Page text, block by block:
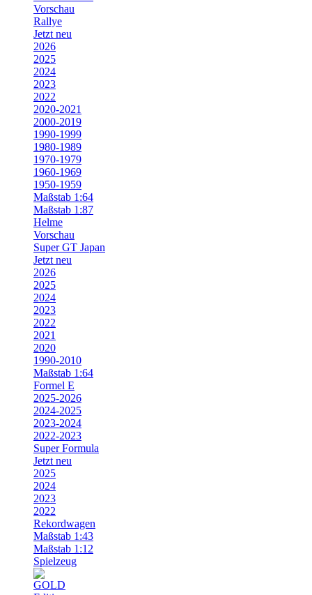
Vorschau
Rallye
Jetzt neu
2026
2025
2024
2023
2022
2020-2021
2000-2019
1990-1999
1980-1989
1970-1979
1960-1969
1950-1959
Maßstab 1:64
Maßstab 1:87
Helme
Vorschau
Super GT Japan
Jetzt neu
2026
2025
2024
2023
2022
2021
2020
1990-2010
Maßstab 1:64
Formel E
2025-2026
2024-2025
2023-2024
2022-2023
Super Formula
Jetzt neu
2025
2024
2023
2022
Rekordwagen
Maßstab 1:43
Maßstab 1:12
Spielzeug